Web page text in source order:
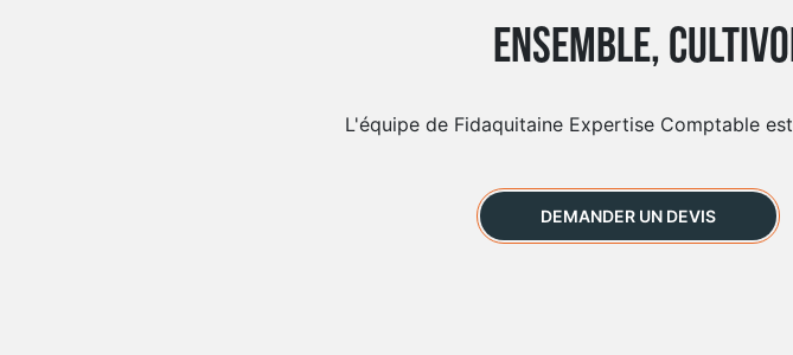
Ensemble,
L'équipe de Fidaquitaine Expertise Comptable
DEMANDER UN DEVIS